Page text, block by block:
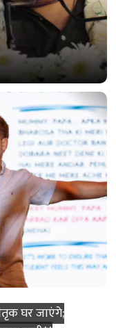
बड़ी मांगें उठाईं।
घर जाएंगे;